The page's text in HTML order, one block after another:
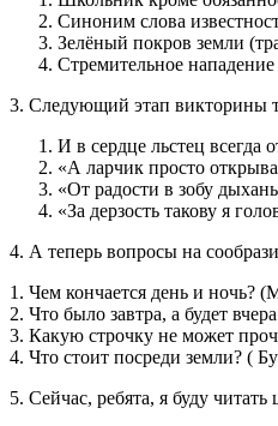
Синоним слова
Зелёный покров земли
Стремительное нападение
3. Следующий этап викторины
И в сердце льстец
«А ларчик просто
«От радости в зобу
«За дерзость такову я
4. А теперь вопросы на
1. Чем кончается день и ночь?
2. Что было завтра, а будет
3. Какую строчку не может
4. Что стоит посреди земли? (
5. Сейчас, ребята, я буду